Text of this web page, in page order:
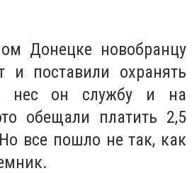
Донецке новобранцу
и поставили охранять
нес он службу и на
обещали платить 2,5
все пошло не так, как